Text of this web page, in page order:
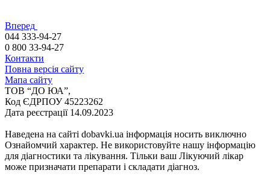
Вперед
044 333-94-27
0 800 33-94-27
Контакти
Повна версія сайту
Мапа сайту
ТОВ “ДО ЮА”,
Код ЄДРПОУ 45223262
Дата реєстрації 14.09.2023
Наведена на сайті dobavki.ua інформація носить виключно
Ознайомчий характер. Не використовуйте нашу інформацію
для діагностики та лікування. Тільки ваш Лікуючий лікар
може призначати препарати і складати діагноз.